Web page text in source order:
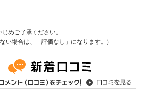
めご了承ください。
い場合は、「評価なし」になります。）